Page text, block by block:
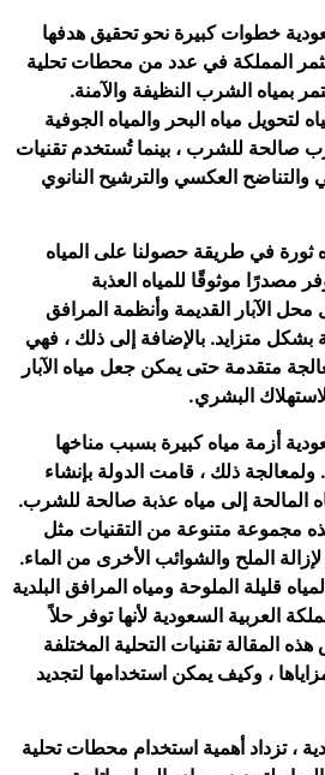
خطوات كبيرة نحو تحقيق هدفها
المملكة في عدد من محطات تحلية
بمياه الشرب النظيفة والآمنة.
لتحويل مياه البحر والمياه الجوفية
صالحة للشرب ، بينما تُستخدم تقنيات
العكسي والترشيح النانوي
ثورة في طريقة حصولنا على المياه
مصدرًا موثوقًا للمياه العذبة
محل الآبار القديمة وأنظمة المرافق
بشكل متزايد. بالإضافة إلى ذلك ، فهي
متقدمة حتى يمكن جعل مياه الآبار
البشري.
أزمة مياه كبيرة بسبب مناخها
ذلك ، قامت الدولة بإنشاء
المالحة إلى مياه عذبة صالحة للشرب.
مجموعة متنوعة من التقنيات مثل
الملح والشوائب الأخرى من الماء.
قليلة الملوحة ومياه المرافق البلدية
العربية السعودية لأنها توفر حلاً
المقالة تقنيات التحلية المختلفة
، وكيف يمكن استخدامها لتجديد
، تزداد أهمية استخدام محطات تحلية